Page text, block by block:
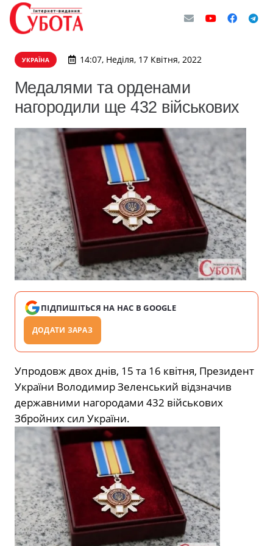
УКРАЇНА 14:07, Неділя, 17 Квітня, 2022
Медалями та орденами
нагородили ще 432 військових
ПІДПИШІТЬСЯ НА НАС В GOOGLE
ДОДАТИ ЗАРАЗ
Упродовж двох днів, 15 та 16 квітня, Президент
України Володимир Зеленський відзначив
державними нагородами 432 військових
Збройних сил України.